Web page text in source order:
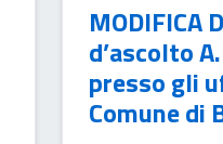
MODIFICA
d’ascolto
presso gli
Comune di